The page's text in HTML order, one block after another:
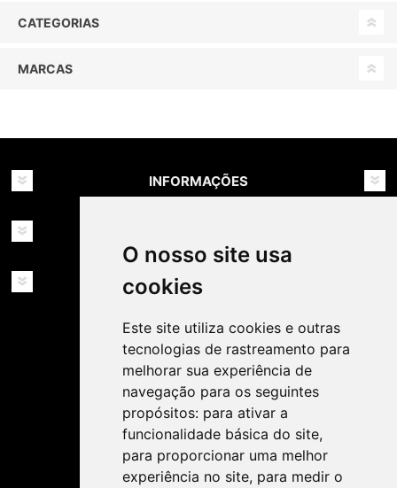
O nosso site usa
cookies
Este site utiliza cookies e outras
tecnologias de rastreamento para
melhorar sua experiência de
navegação para os seguintes
propósitos: para ativar a
funcionalidade básica do site,
para proporcionar uma melhor
experiência no site, para medir o
CATEGORIAS
MARCAS
INFORMAÇÕES
SERVIÇOS
SIGA-NOS NAS REDES SOCIAIS!